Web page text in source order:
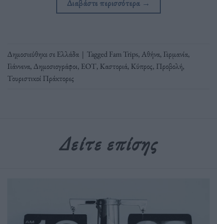
Διαβάστε περισσότερα →
Δημοσιεύθηκε σεΕλλάδα | TaggedFam Trips,Αθήνα, Γερμανία,
Γιάννενα, Δημοσιογράφοι, ΕΟΤ, Καστοριά, Κύπρος, Προβολή,
Τουριστικοί Πράκτορες
Δείτε επίσης